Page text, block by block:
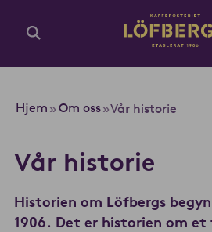
Gå til hovedinnhold
No
Hjem » Om oss»Vår historie
Vår historie
Historien om Löfbergs
1906. Det er historien om